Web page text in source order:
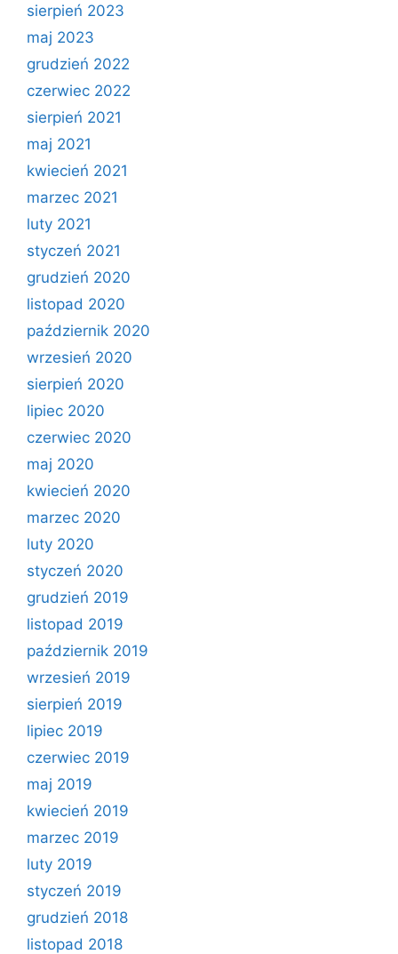
sierpień 2023
maj 2023
grudzień 2022
czerwiec 2022
sierpień 2021
maj 2021
kwiecień 2021
marzec 2021
luty 2021
styczeń 2021
grudzień 2020
listopad 2020
październik 2020
wrzesień 2020
sierpień 2020
lipiec 2020
czerwiec 2020
maj 2020
kwiecień 2020
marzec 2020
luty 2020
styczeń 2020
grudzień 2019
listopad 2019
październik 2019
wrzesień 2019
sierpień 2019
lipiec 2019
czerwiec 2019
maj 2019
kwiecień 2019
marzec 2019
luty 2019
styczeń 2019
grudzień 2018
listopad 2018